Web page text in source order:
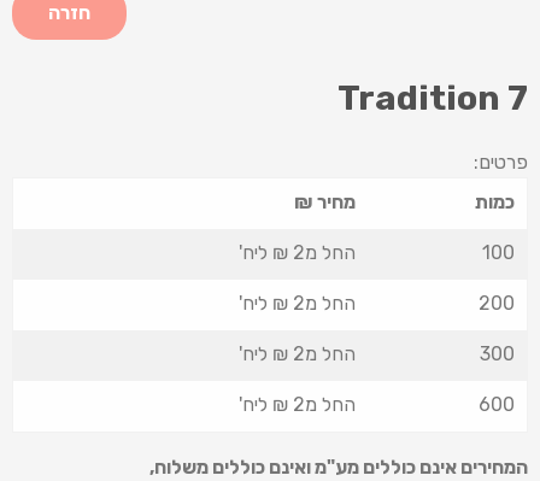
חזרה
Tradition 7
פרטים:
כמות
מחיר ₪
100 החל מ2 ₪ ליח'
200 החל מ2 ₪ ליח'
300 החל מ2 ₪ ליח'
600 החל מ2 ₪ ליח'
המחירים אינם כוללים מע"מ ואינם כוללים משלוח,